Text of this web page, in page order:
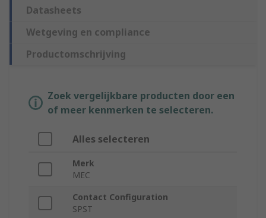
Datasheets
Wetgeving en compliance
Productomschrijving
Zoek vergelijkbare producten door een
of meer kenmerken te selecteren.
Alles selecteren
Merk
MEC
Contact Configuration
SPST